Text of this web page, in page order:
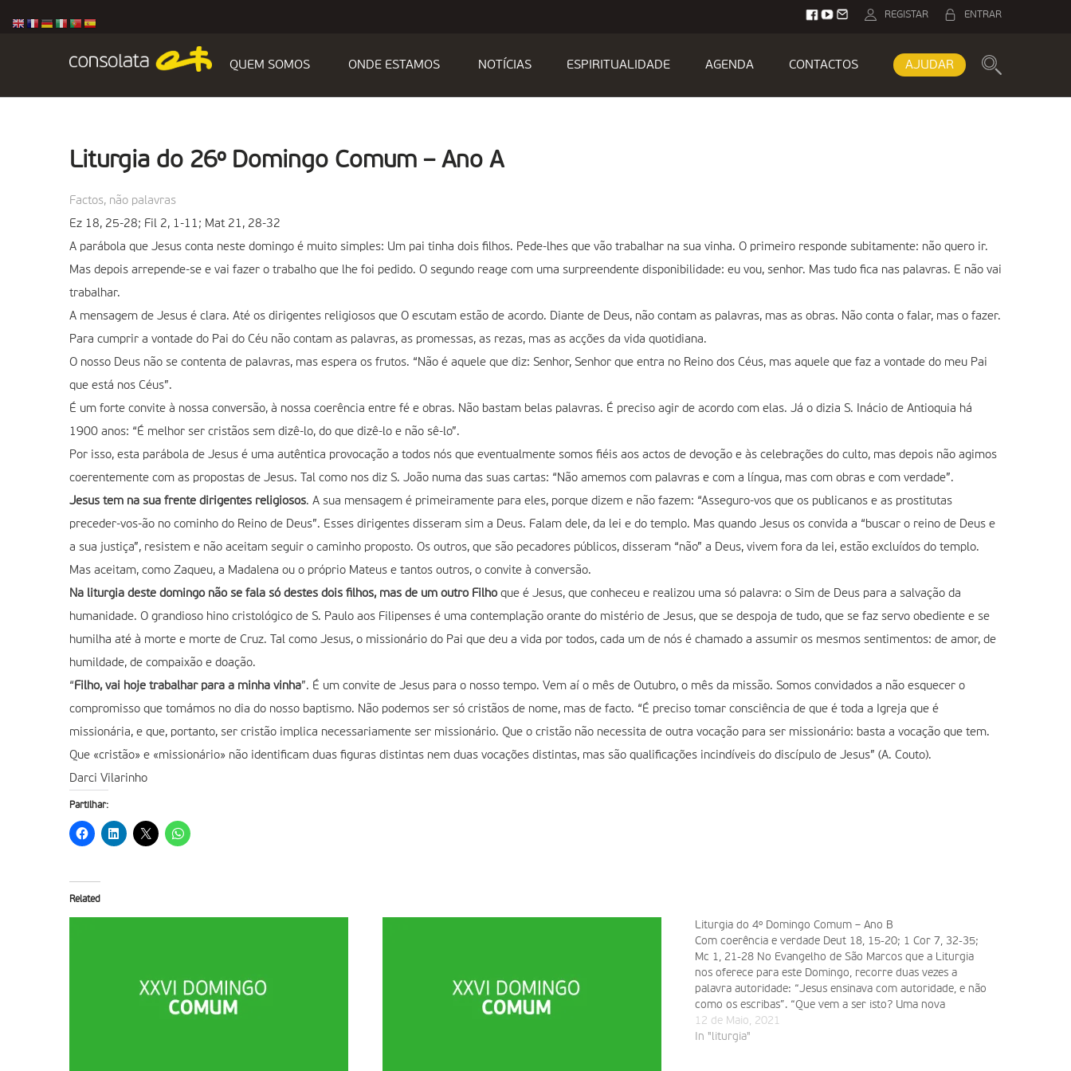
ENTRAR
REGISTAR
QUEM SOMOS ONDE ESTAMOS NOTÍCIAS ESPIRITUALIDADE AGENDA CONTACTOS AJUDAR
Liturgia do 26º Domingo Comum – Ano A
Factos, não palavras
Ez 18, 25-28; Fil 2, 1-11; Mat 21, 28-32
A parábola que Jesus conta neste domingo é muito simples: Um pai tinha dois filhos. Pede-lhes que vão trabalhar na sua vinha. O primeiro responde subitamente: não quero ir.
Mas depois arrepende-se e vai fazer o trabalho que lhe foi pedido. O segundo reage com uma surpreendente disponibilidade: eu vou, senhor. Mas tudo fica nas palavras. E não vai
trabalhar.
A mensagem de Jesus é clara. Até os dirigentes religiosos que O escutam estão de acordo. Diante de Deus, não contam as palavras, mas as obras. Não conta o falar, mas o fazer.
Para cumprir a vontade do Pai do Céu não contam as palavras, as promessas, as rezas, mas as acções da vida quotidiana.
O nosso Deus não se contenta de palavras, mas espera os frutos. “Não é aquele que diz: Senhor, Senhor que entra no Reino dos Céus, mas aquele que faz a vontade do meu Pai
que está nos Céus”.
É um forte convite à nossa conversão, à nossa coerência entre fé e obras. Não bastam belas palavras. É preciso agir de acordo com elas. Já o dizia S. Inácio de Antioquia há
1900 anos: “É melhor ser cristãos sem dizê-lo, do que dizê-lo e não sê-lo”.
Por isso, esta parábola de Jesus é uma autêntica provocação a todos nós que eventualmente somos fiéis aos actos de devoção e às celebrações do culto, mas depois não agimos
coerentemente com as propostas de Jesus. Tal como nos diz S. João numa das suas cartas: “Não amemos com palavras e com a língua, mas com obras e com verdade”.
Jesus tem na sua frente dirigentes religiosos. A sua mensagem é primeiramente para eles, porque dizem e não fazem: “Asseguro-vos que os publicanos e as prostitutas
preceder-vos-ão no cominho do Reino de Deus”. Esses dirigentes disseram sim a Deus. Falam dele, da lei e do templo. Mas quando Jesus os convida a “buscar o reino de Deus e
a sua justiça”, resistem e não aceitam seguir o caminho proposto. Os outros, que são pecadores públicos, disseram “não” a Deus, vivem fora da lei, estão excluídos do templo.
Mas aceitam, como Zaqueu, a Madalena ou o próprio Mateus e tantos outros, o convite à conversão.
Na liturgia deste domingo não se fala só destes dois filhos, mas de um outro Filhoque é Jesus, que conheceu e realizou uma só palavra: o Sim de Deus para a salvação da
humanidade. O grandioso hino cristológico de S. Paulo aos Filipenses é uma contemplação orante do mistério de Jesus, que se despoja de tudo, que se faz servo obediente e se
humilha até à morte e morte de Cruz. Tal como Jesus, o missionário do Pai que deu a vida por todos, cada um de nós é chamado a assumir os mesmos sentimentos: de amor, de
humildade, de compaixão e doação.
“ Filho, vai hoje trabalhar para a minha vinha”. É um convite de Jesus para o nosso tempo. Vem aí o mês de Outubro, o mês da missão. Somos convidados a não esquecer o
compromisso que tomámos no dia do nosso baptismo. Não podemos ser só cristãos de nome, mas de facto. “É preciso tomar consciência de que é toda a Igreja que é
missionária, e que, portanto, ser cristão implica necessariamente ser missionário. Que o cristão não necessita de outra vocação para ser missionário: basta a vocação que tem.
Que «cristão» e «missionário» não identificam duas figuras distintas nem duas vocações distintas, mas são qualificações incindíveis do discípulo de Jesus” (A. Couto).
Darci Vilarinho
Partilhar:
Related
Liturgia do 4º Domingo Comum – Ano B
Com coerência e verdade Deut 18, 15-20; 1 Cor 7, 32-35;
Mc 1, 21-28 No Evangelho de São Marcos que a Liturgia
nos oferece para este Domingo, recorre duas vezes a
palavra autoridade: “Jesus ensinava com autoridade, e não
como os escribas”. “Que vem a ser isto? Uma nova
doutrina,…
12 de Maio, 2021
In "liturgia"